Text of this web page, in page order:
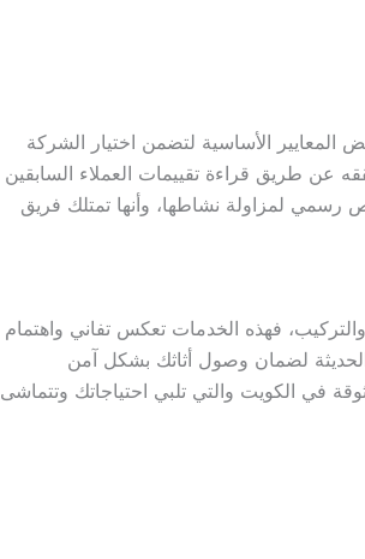
الأساسية لتضمن اختيار الشركة
عن طريق قراءة تقييمات العملاء السابقين
رسمي لمزاولة نشاطها، وأنها تمتلك فريق
فهذه الخدمات تعكس تفاني واهتمام
لضمان وصول أثاثك بشكل آمن
في الكويت والتي تلبي احتياجاتك وتتماشى